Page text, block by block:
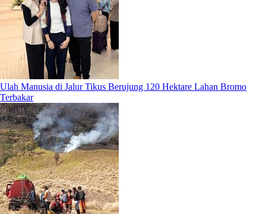
Ulah Manusia di Jalur Tikus Berujung 120 Hektare Lahan Bromo
Terbakar